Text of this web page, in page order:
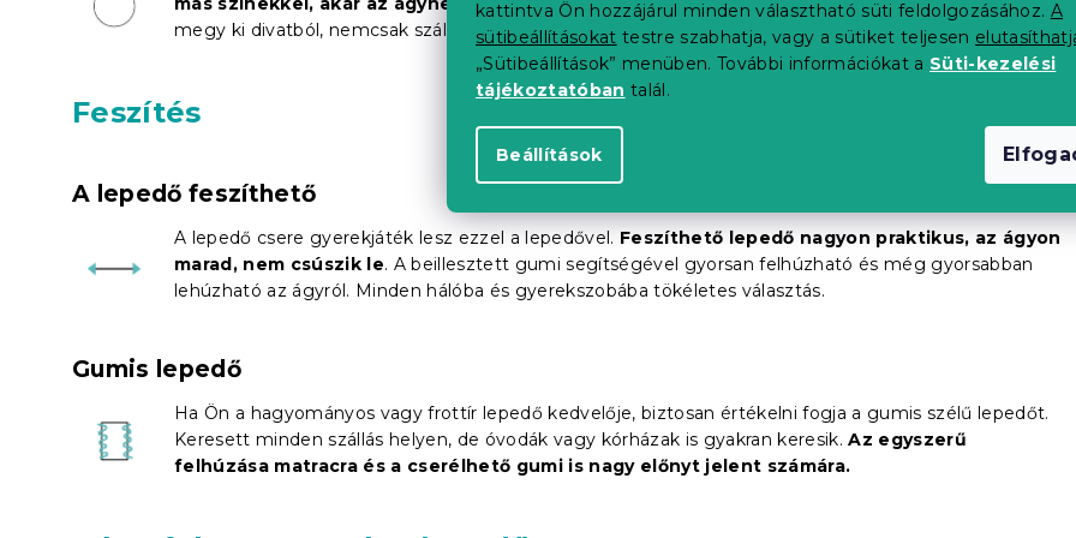
kattintva Ön hozzájárul minden választható süti feldolgozásához. A
sütibeállításokat testre szabhatja, vagy a sütiket teljesen
„Sütibeállítások” menüben. További információkat a Süti-kezelési
tájékoztatóban talál.
Beállítások
megy ki divatból, nemcsak szálláshelyeken vagy óvodákban, de otthonában is megtalálja a helyét.
Feszítés
A lepedő feszíthető
A lepedő csere gyerekjáték lesz ezzel a lepedővel. Feszíthető lepedő nagyon praktikus, az ágyon
marad, nem csúszik le. A beillesztett gumi segítségével gyorsan felhúzható és még gyorsabban
lehúzható az ágyról. Minden hálóba és gyerekszobába tökéletes választás.
Gumis lepedő
Ha Ön a hagyományos vagy frottír lepedő kedvelője, biztosan értékelni fogja a gumis szélű lepedőt.
Keresett minden szállás helyen, de óvodák vagy kórházak is gyakran keresik. Az egyszerű
felhúzása matracra és a cserélhető gumi is nagy előnyt jelent számára.